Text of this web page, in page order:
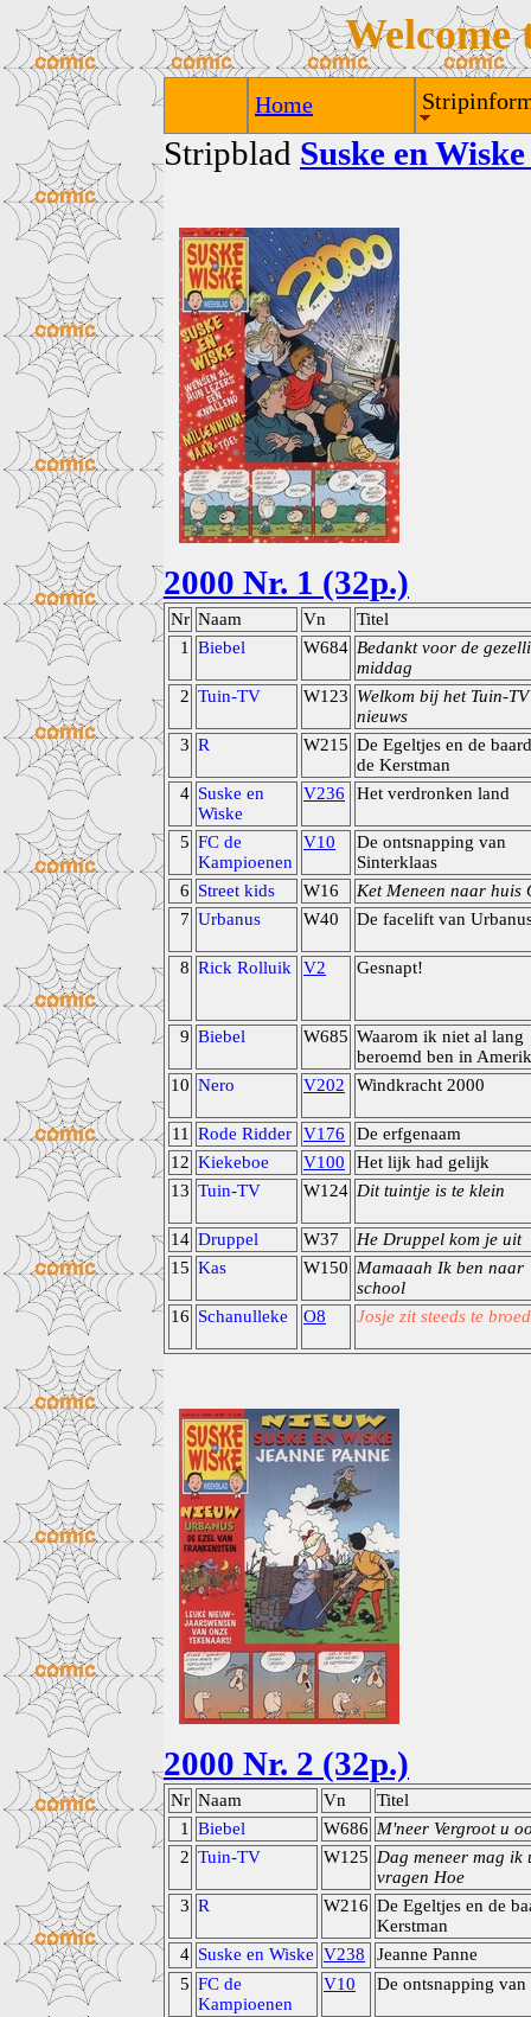
Welcome
Home
Stripblad Suske en
2000 Nr. 1 (32p.)
Nr Naam Vn
Titel
1
Biebel W684 Bedankt voor de
middag
2 Tuin-TV W123 Welkom bij het Tuin-TV
nieuws
3 R W215 De Egeltjes en de
de Kerstman
4 Suske en
Wiske
V236 Het verdronken land
5 FC de
Kampioenen
V10
De ontsnapping van
Sinterklaas
6 Street kids W16
Ket Meneen naar huis
7 Urbanus W40 De facelift van
8 Rick Rolluik V2 Gesnapt!
9 Biebel W685 Waarom ik niet al lang
beroemd ben in
10 Nero V202 Windkracht 2000
11 Rode Ridder V176
De erfgenaam
12 Kiekeboe V100
Het lijk had gelijk
13 Tuin-TV W124 Dit tuintje is te klein
14 Druppel W37
He Druppel kom je uit
15 Kas W150 Mamaaah Ik ben naar
school
16 Schanulleke O8 Josje zit steeds te
2000 Nr. 2 (32p.)
Nr Naam Vn
Titel
1
Biebel W686 M'neer Vergroot u
2 Tuin-TV W125 Dag meneer mag ik
vragen Hoe
3 R W216 De Egeltjes en de
Kerstman
4 Suske en Wiske V238
Jeanne Panne
5 FC de
Kampioenen
V10 De ontsnapping van